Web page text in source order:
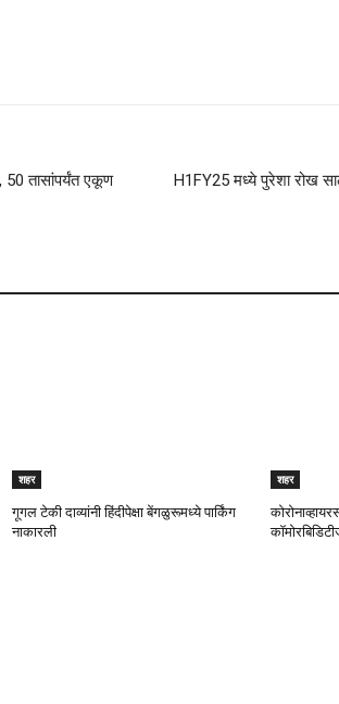
तासांपर्यंत एकूण
H1FY25 मध्ये पुरेशा रोख
शहर
गूगल टेकी दाव्यांनी हिंदीपेक्षा बेंगळुरूमध्ये पार्किंग
नाकारली
शहर